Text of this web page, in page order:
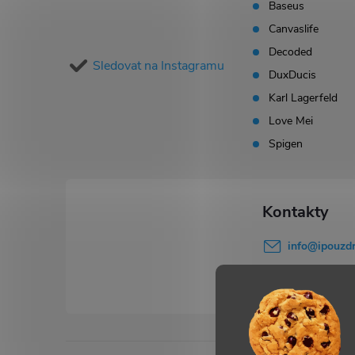
Sledovat na Instagramu
Baseus
Canvaslife
Decoded
DuxDucis
Karl Lagerfeld
Love Mei
Spigen
info@